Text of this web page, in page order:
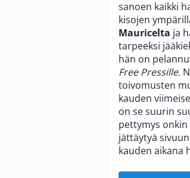
sanoen kaikki
kisojen
Mauricelta ja
tarpeeksi
hän on
Free Pressille.
toivomusten
kauden
on se suurin
pettymys
jättäytyä
kauden aikana